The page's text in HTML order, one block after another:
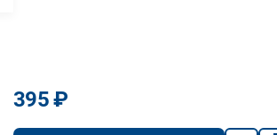
395 ₽